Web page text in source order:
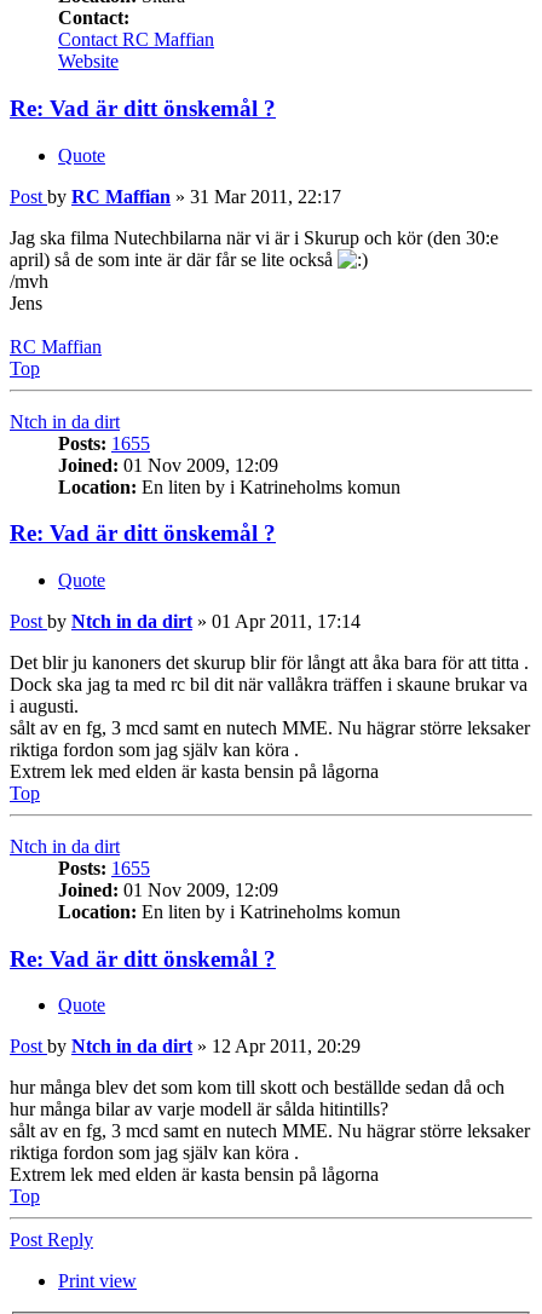
Contact:
Contact RC Maffian
Website
Re: Vad är ditt önskemål ?
Quote
Post by RC Maffian » 31 Mar 2011, 22:17
Jag ska filma Nutechbilarna när vi är i Skurup och kör (den 30:e
april) så de som inte är där får se lite också
/mvh
Jens
RC Maffian
Top
Ntch in da dirt
Posts: 1655
Joined: 01 Nov 2009, 12:09
Location: En liten by i Katrineholms komun
Re: Vad är ditt önskemål ?
Quote
Post by Ntch in da dirt » 01 Apr 2011, 17:14
Det blir ju kanoners det skurup blir för långt att åka bara för att titta .
Dock ska jag ta med rc bil dit när vallåkra träffen i skaune brukar va
i augusti.
sålt av en fg, 3 mcd samt en nutech MME. Nu hägrar större leksaker
riktiga fordon som jag själv kan köra .
Extrem lek med elden är kasta bensin på lågorna
Top
Ntch in da dirt
Posts: 1655
Joined: 01 Nov 2009, 12:09
Location: En liten by i Katrineholms komun
Re: Vad är ditt önskemål ?
Quote
Post by Ntch in da dirt » 12 Apr 2011, 20:29
hur många blev det som kom till skott och beställde sedan då och
hur många bilar av varje modell är sålda hitintills?
sålt av en fg, 3 mcd samt en nutech MME. Nu hägrar större leksaker
riktiga fordon som jag själv kan köra .
Extrem lek med elden är kasta bensin på lågorna
Top
Post Reply
Print view